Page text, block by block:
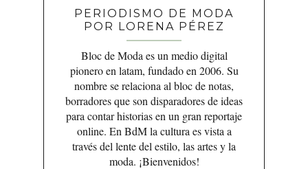
PERIODISMO DE MODA
POR LORENA PÉREZ
Bloc de Moda es un medio digital
pionero en latam, fundado en 2006. Su
nombre se relaciona al bloc de notas,
borradores que son disparadores de ideas
para contar historias en un gran reportaje
online. En BdM la cultura es vista a
través del lente del estilo, las artes y la
moda. ¡Bienvenidos!